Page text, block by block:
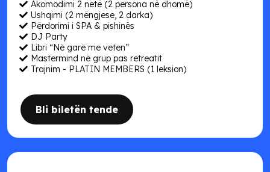
Akomodimi 2 netë (2 persona në dhomë)
Ushqimi (2 mëngjese, 2 darka)
Përdorimi i SPA & pishinës
DJ Party
Libri “Në garë me veten”
Mastermind në grup pas retreatit
Trajnim - PLATIN MEMBERS (1 leksion)
Bli biletën tende